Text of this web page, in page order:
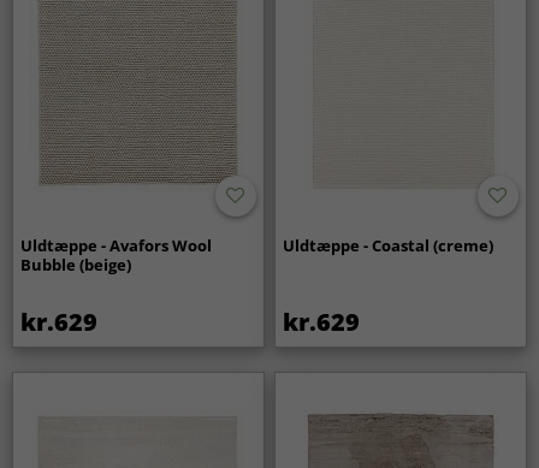
Uldtæppe - Avafors Wool
Bubble (beige)
kr.629
Uldtæppe - Coastal (creme)
kr.629